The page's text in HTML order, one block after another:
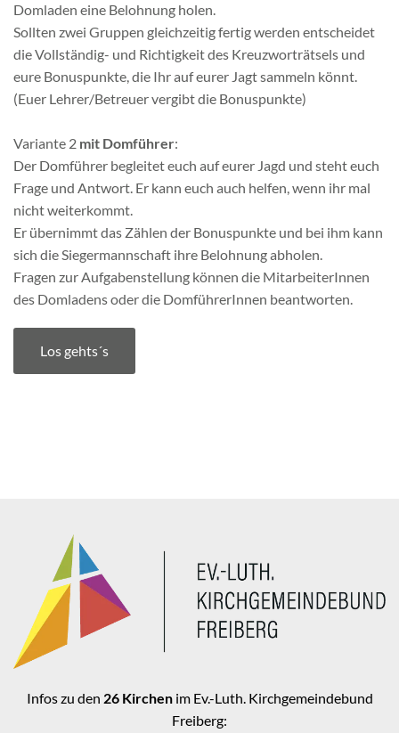
Domladen eine Belohnung holen.
Sollten zwei Gruppen gleichzeitig fertig werden entscheidet
die Vollständig- und Richtigkeit des Kreuzworträtsels und
eure Bonuspunkte, die Ihr auf eurer Jagt sammeln könnt.
(Euer Lehrer/Betreuer vergibt die Bonuspunkte)
Variante 2 mit Domführer:
Der Domführer begleitet euch auf eurer Jagd und steht euch
Frage und Antwort. Er kann euch auch helfen, wenn ihr mal
nicht weiterkommt.
Er übernimmt das Zählen der Bonuspunkte und bei ihm kann
sich die Siegermannschaft ihre Belohnung abholen.
Fragen zur Aufgabenstellung können die MitarbeiterInnen
des Domladens oder die DomführerInnen beantworten.
Los gehts´s
Infos zu den 26 Kirchenim Ev.-Luth. Kirchgemeindebund
Freiberg: